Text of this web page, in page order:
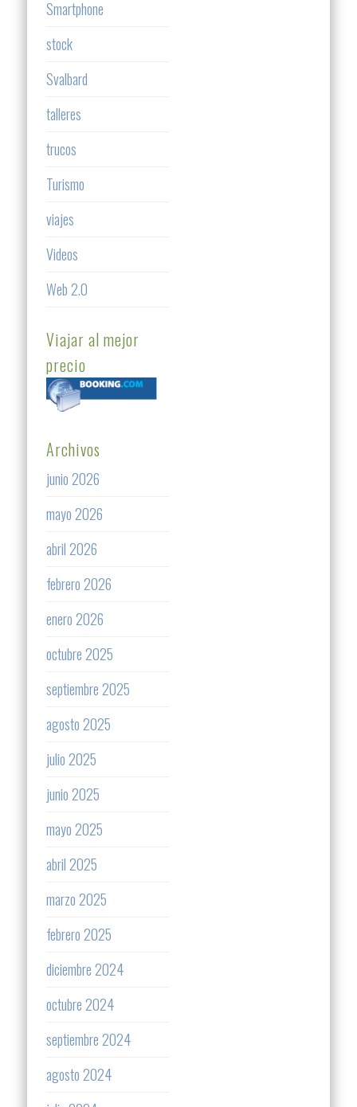
Smartphone
stock
Svalbard
talleres
trucos
Turismo
viajes
Videos
Web 2.0
Viajar al mejor
precio
Archivos
junio 2026
mayo 2026
abril 2026
febrero 2026
enero 2026
octubre 2025
septiembre 2025
agosto 2025
julio 2025
junio 2025
mayo 2025
abril 2025
marzo 2025
febrero 2025
diciembre 2024
octubre 2024
septiembre 2024
agosto 2024